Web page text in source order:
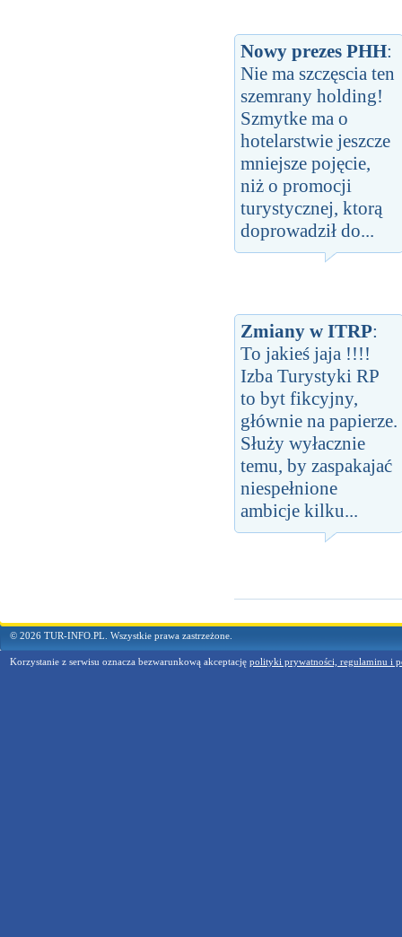
Nowy prezes PHH:
Nie ma szczęscia ten
szemrany holding!
Szmytke ma o
hotelarstwie jeszcze
mniejsze pojęcie,
niż o promocji
turystycznej, ktorą
doprowadził do...
Zmiany w ITRP:
To jakieś jaja !!!!
Izba Turystyki RP
to byt fikcyjny,
głównie na papierze.
Służy wyłacznie
temu, by zaspakajać
niespełnione
ambicje kilku...
© 2026 TUR-INFO.PL. Wszystkie prawa zastrzeżone.
Korzystanie z serwisu oznacza bezwarunkową akceptację polityki prywatności, regulaminu i